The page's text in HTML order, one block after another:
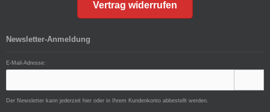
Vertrag widerrufen
Newsletter-Anmeldung
E-Mail-Adresse:
Der Newsletter kann jederzeit hier oder in Ihrem Kundenkonto abbestellt werden.